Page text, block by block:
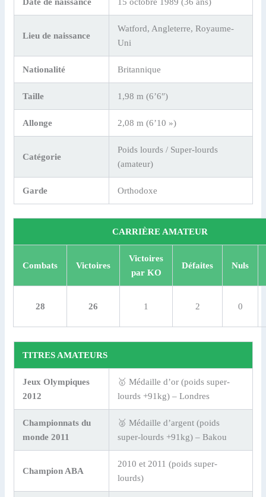
Lieu de naissance
Watford, Angleterre, Royaume-
Uni
Nationalité Britannique
Taille 1,98 m (6’6″)
Allonge 2,08 m (6’10 »)
Catégorie
Poids lourds / Super-lourds
(amateur)
Garde Orthodoxe
CARRIÈRE AMATEUR
Combats Victoires
Victoires
par KO
Défaites Nuls
28 26 1 2 0
TITRES AMATEURS
Jeux Olympiques
2012
🥇 Médaille d’or (poids super-
lourds +91kg) – Londres
Championnats du
monde 2011
🥈 Médaille d’argent (poids
super-lourds +91kg) – Bakou
Champion ABA
2010 et 2011 (poids super-
lourds)